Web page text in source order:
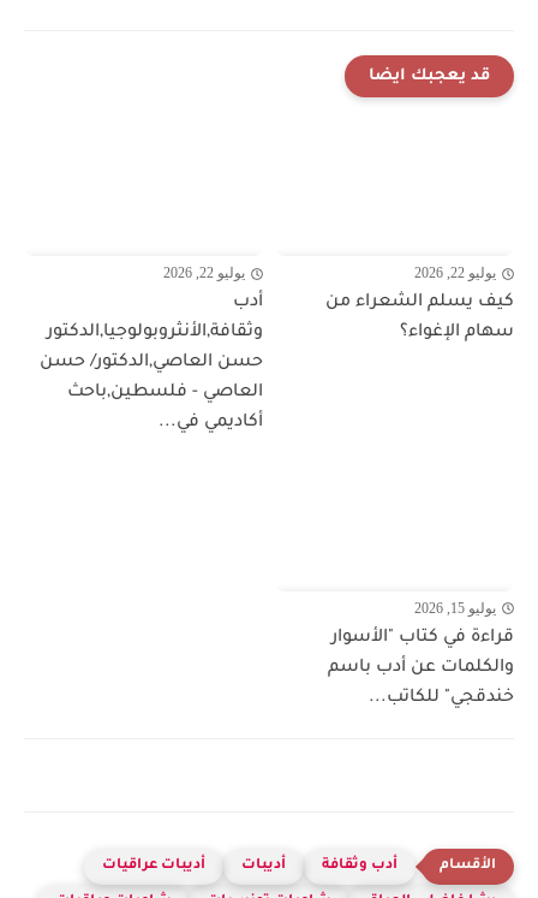
قد يعجبك ايضا
يوليو 22, 2026
كيف يسلم الشعراء من
سهام الإغواء؟
يوليو 22, 2026
أدب
وثقافة,الأنثروبولوجيا,الدكتور
حسن العاصي,الدكتور/ حسن
العاصي - فلسطين,باحث
أكاديمي في...
يوليو 15, 2026
قراءة في كتاب "الأسوار
والكلمات عن أدب باسم
خندقجي" للكاتب...
أدب وثقافة أديبات أديبات عراقيات